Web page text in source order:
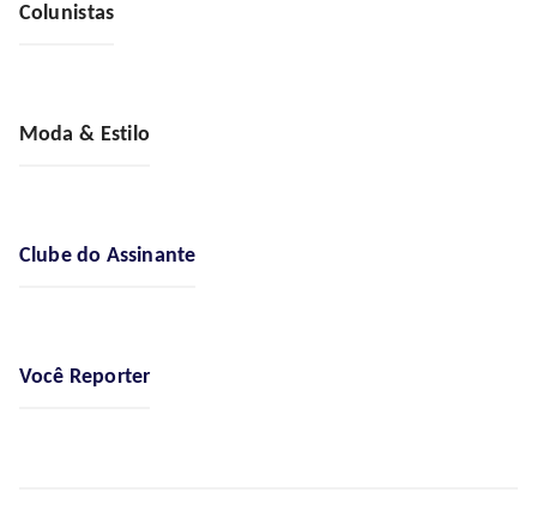
Colunistas
Moda & Estilo
Clube do Assinante
Você Reporter